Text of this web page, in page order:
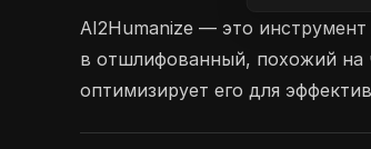
AI2Humanize — это
в отшлифованный, похожий на
оптимизирует его для